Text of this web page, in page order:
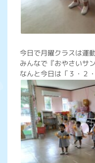
今日で月曜クラスは運
みんなで『おやさいサ
なんと今日は「３・２